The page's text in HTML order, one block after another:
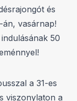
és
án, vasárnap!
50
a 31-es
viszonylaton a